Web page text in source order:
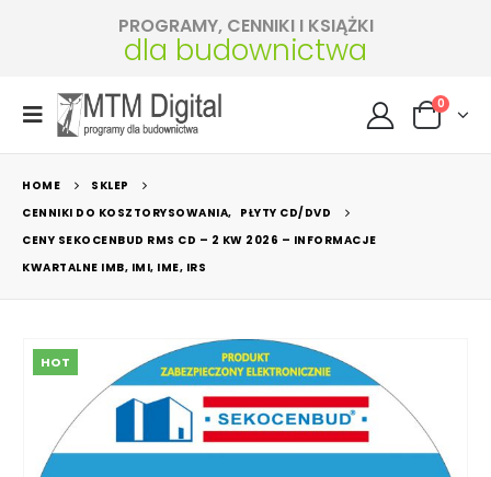
PROGRAMY, CENNIKI I KSIĄŻKI
dla budownictwa
0
HOME
SKLEP
CENNIKI DO KOSZTORYSOWANIA, PŁYTY CD/DVD
CENY SEKOCENBUD RMS CD – 2 KW 2026 – INFORMACJE
KWARTALNE IMB, IMI, IME, IRS
HOT